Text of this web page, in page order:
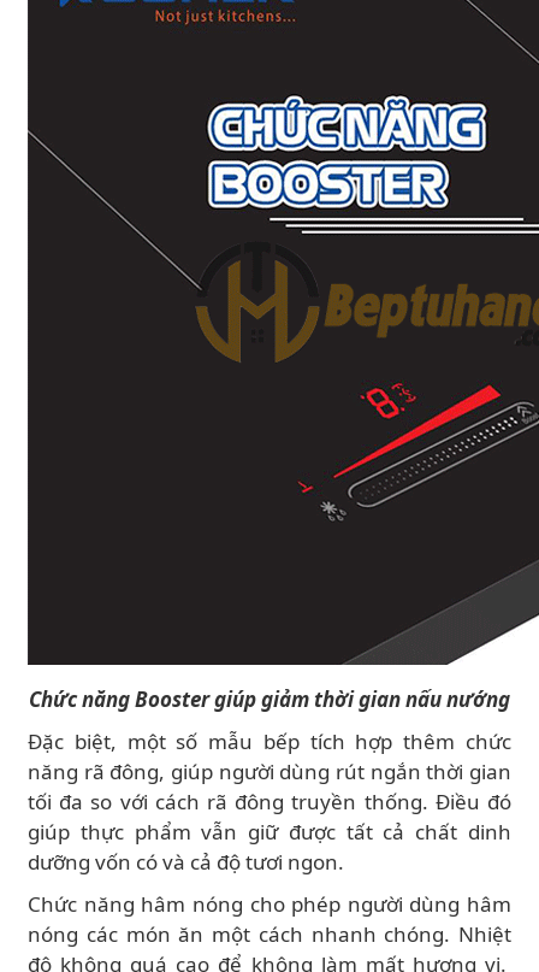
Chức năng Booster giúp giảm thời gian nấu nướng
Đặc biệt, một số mẫu bếp tích hợp thêm chức
năng rã đông, giúp người dùng rút ngắn thời gian
tối đa so với cách rã đông truyền thống. Điều đó
giúp thực phẩm vẫn giữ được tất cả chất dinh
dưỡng vốn có và cả độ tươi ngon.
Chức năng hâm nóng cho phép người dùng hâm
nóng các món ăn một cách nhanh chóng. Nhiệt
độ không quá cao để không làm mất hương vị.